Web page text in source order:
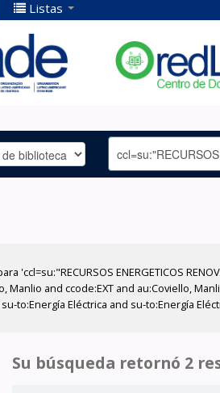
Listas
'ccl=su:"RECURSOS ENERGETICOS
Manlio and ccode:EXT and au:Coviello,
to:Energía Eléctrica and su-to:Energía
Su búsqueda retornó 2